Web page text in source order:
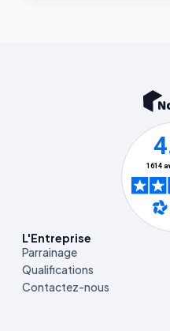
L'Entreprise
Parrainage
Qualifications
Contactez-nous